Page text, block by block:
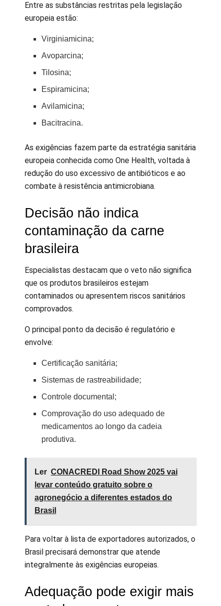
Entre as substâncias restritas pela legislação
europeia estão:
Virginiamicina;
Avoparcina;
Tilosina;
Espiramicina;
Avilamicina;
Bacitracina.
As exigências fazem parte da estratégia sanitária
europeia conhecida como One Health, voltada à
redução do uso excessivo de antibióticos e ao
combate à resistência antimicrobiana.
Decisão não indica
contaminação da carne
brasileira
Especialistas destacam que o veto não significa
que os produtos brasileiros estejam
contaminados ou apresentem riscos sanitários
comprovados.
O principal ponto da decisão é regulatório e
envolve:
Certificação sanitária;
Sistemas de rastreabilidade;
Controle documental;
Comprovação do uso adequado de
medicamentos ao longo da cadeia
produtiva.
Ler CONACREDI Road Show 2025 vai
levar conteúdo gratuito sobre o
agronegócio a diferentes estados do
Brasil
Para voltar à lista de exportadores autorizados, o
Brasil precisará demonstrar que atende
integralmente às exigências europeias.
Adequação pode exigir mais